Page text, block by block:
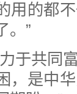
用的都
。”
共同富
，是中